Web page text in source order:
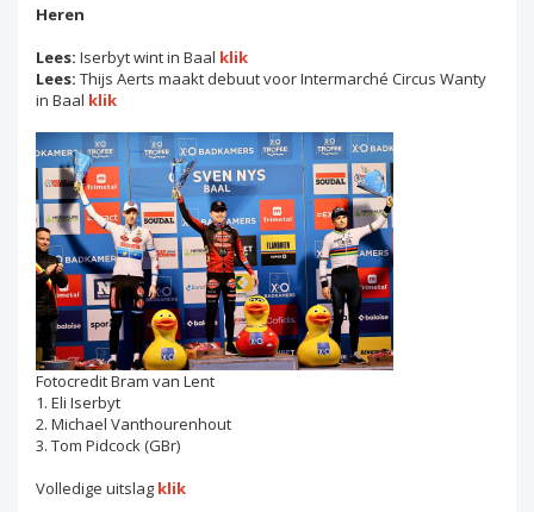
Heren
Lees: Iserbyt wint in Baal klik
Lees: Thijs Aerts maakt debuut voor Intermarché Circus Wanty
in Baal klik
Fotocredit Bram van Lent
1. Eli Iserbyt
2. Michael Vanthourenhout
3. Tom Pidcock (GBr)
Volledige uitslag klik